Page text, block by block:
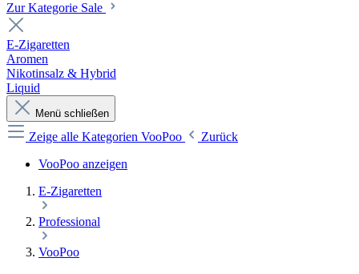
Zur Kategorie Sale
E-Zigaretten
Aromen
Nikotinsalz & Hybrid
Liquid
Menü schließen
Zeige alle Kategorien VooPoo
Zurück
VooPoo anzeigen
E-Zigaretten
Professional
VooPoo